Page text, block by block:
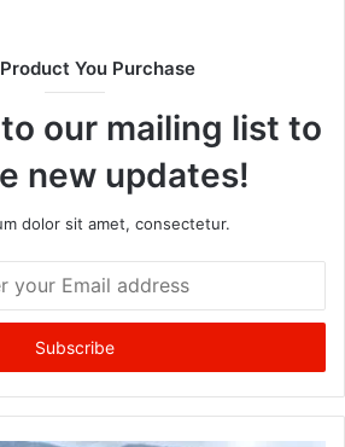
You Purchase
our mailing list to
new updates!
dolor sit amet, consectetur.